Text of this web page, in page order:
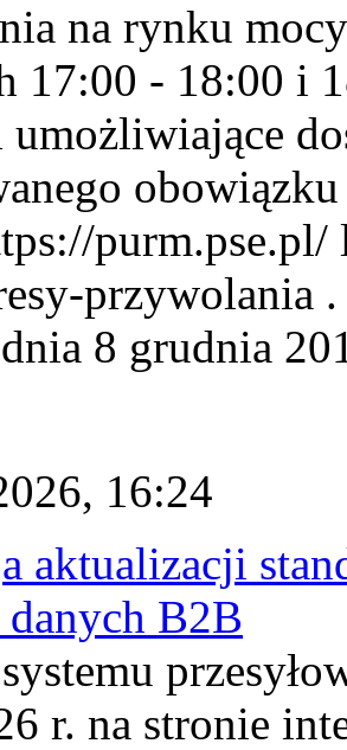
na rynku
17:00 - 18:00 i
przywolania
8 grudnia
16:24
aktualizacji
B2B
r. na stronie